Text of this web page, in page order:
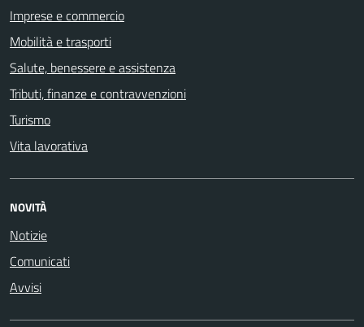
Imprese e commercio
Mobilità e trasporti
Salute, benessere e assistenza
Tributi, finanze e contravvenzioni
Turismo
Vita lavorativa
NOVITÀ
Notizie
Comunicati
Avvisi